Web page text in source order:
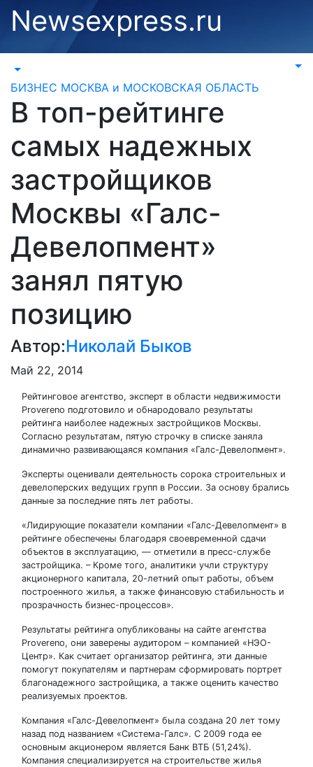
Перейти
содержимому
Newsexpress.ru
БИЗНЕС МОСКВА и МОСКОВСКАЯ ОБЛАСТЬ
В топ-рейтинге
самых надежных
застройщиков
Москвы «Галс-
Девелопмент»
занял пятую
позицию
Автор:Николай Быков
Май 22, 2014
Рейтинговое агентство, эксперт в области недвижимости
Provereno подготовило и обнародовало результаты
рейтинга наиболее надежных застройщиков Москвы.
Согласно результатам, пятую строчку в списке заняла
динамично развивающаяся компания «Галс-Девелопмент».
Эксперты оценивали деятельность сорока строительных и
девелоперских ведущих групп в России. За основу брались
данные за последние пять лет работы.
«Лидирующие показатели компании «Галс-Девелопмент» в
рейтинге обеспечены благодаря своевременной сдачи
объектов в эксплуатацию, — отметили в пресс-службе
застройщика. – Кроме того, аналитики учли структуру
акционерного капитала, 20-летний опыт работы, объем
построенного жилья, а также финансовую стабильность и
прозрачность бизнес-процессов».
Результаты рейтинга опубликованы на сайте агентства
Provereno, они заверены аудитором – компанией «НЭО-
Центр». Как считает организатор рейтинга, эти данные
помогут покупателям и партнерам сформировать портрет
благонадежного застройщика, а также оценить качество
реализуемых проектов.
Компания «Галс-Девелопмент» была создана 20 лет тому
назад под названием «Система-Галс». С 2009 года ее
основным акционером является Банк ВТБ (51,24%).
Компания специализируется на строительстве жилья